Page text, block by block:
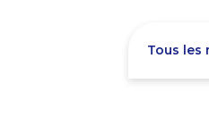
Tous les